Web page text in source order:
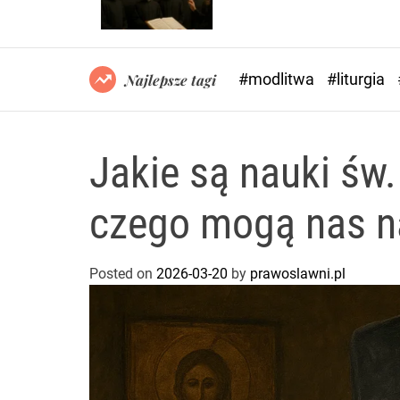
Najlepsze tagi #modlitwa #liturgia
Jakie są nauki
czego mogą nas
Posted on 2026-03-20 by prawoslawni.pl